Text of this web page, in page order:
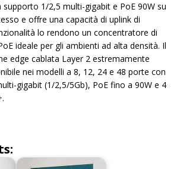
1/2,5 multi-gigabit e PoE 90W su
e offre una capacità di uplink di
lo rendono un concentratore di
ideale per gli ambienti ad alta densità. Il
edge cablata Layer 2 estremamente
nei modelli a 8, 12, 24 e 48 porte con
gigabit (1/2,5/5Gb), PoE fino a 90W e 4